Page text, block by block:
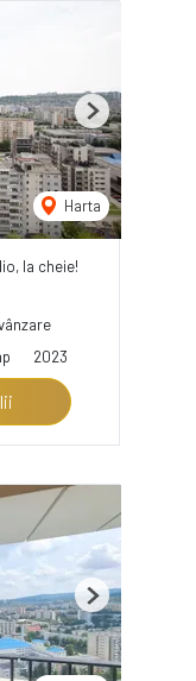
Harta
Next
la cheie!
2023
Next